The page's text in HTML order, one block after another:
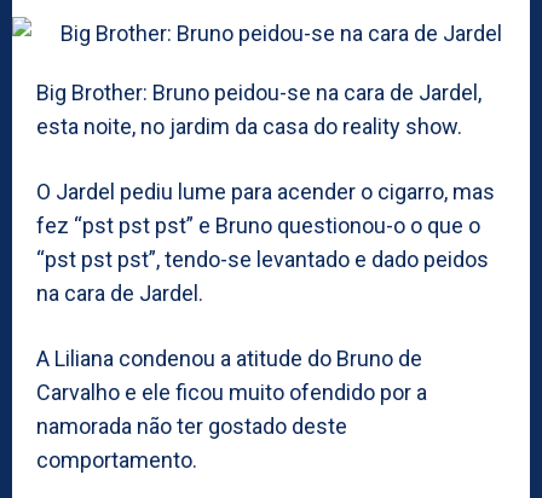
Big Brother: Bruno peidou-se na cara de Jardel,
esta noite, no jardim da casa do reality show.
O Jardel pediu lume para acender o cigarro, mas
fez “pst pst pst” e Bruno questionou-o o que o
“pst pst pst”, tendo-se levantado e dado peidos
na cara de Jardel.
A Liliana condenou a atitude do Bruno de
Carvalho e ele ficou muito ofendido por a
namorada não ter gostado deste
comportamento.